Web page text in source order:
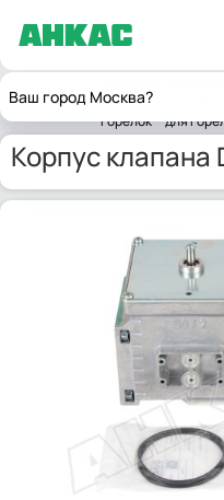
Ваш город Москва?
Главнаядля
горелок
для
Корпус клапана